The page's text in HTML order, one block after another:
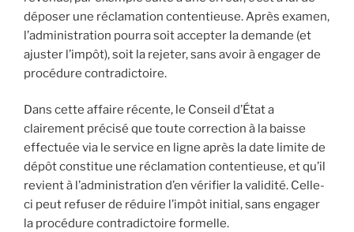
déposer une réclamation contentieuse. Après examen,
l’administration pourra soit accepter la demande (et
ajuster l’impôt), soit la rejeter, sans avoir à engager de
procédure contradictoire.
Dans cette affaire récente, le Conseil d’État a
clairement précisé que toute correction à la baisse
effectuée via le service en ligne après la date limite de
dépôt constitue une réclamation contentieuse, et qu’il
revient à l’administration d’en vérifier la validité. Celle-
ci peut refuser de réduire l’impôt initial, sans engager
la procédure contradictoire formelle.